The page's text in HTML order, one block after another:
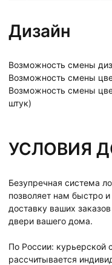
Дизайн
Возможность смены
Возможность смены
Возможность смены
штук)
УСЛОВИЯ
Безупречная система
позволяет нам быстро
доставку ваших
двери вашего дома.
По России: курьерской
рассчитывается